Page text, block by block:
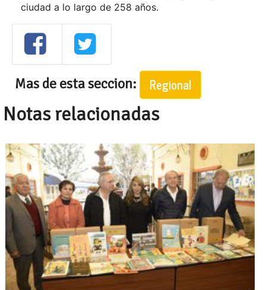
ciudad a lo largo de 258 años.
Mas de esta seccion: Regional
Notas relacionadas